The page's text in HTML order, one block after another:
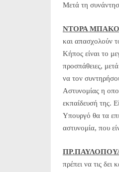
Μετά τη
ΝΤΟΡΑ
και απασχολούν
Κήπος είναι το
προσπάθειες,
να τον
Αστυνομίας η
εκπαίδευσή της.
Υπουργό θα τα
αστυνομία, που
πρέπει να τις